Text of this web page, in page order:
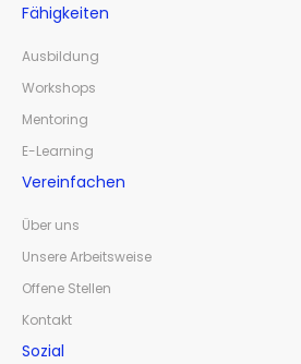
Fähigkeiten
Ausbildung
Workshops
Mentoring
E-Learning
Vereinfachen
Über uns
Unsere Arbeitsweise
Offene Stellen
Kontakt
Sozial